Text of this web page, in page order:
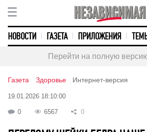
НОВОСТИ ГАЗЕТА ПРИЛОЖЕНИЯ
Перейти на полную
Газета Здоровье Интернет-версия
19.01.2026 18:10:00
0 6567 0